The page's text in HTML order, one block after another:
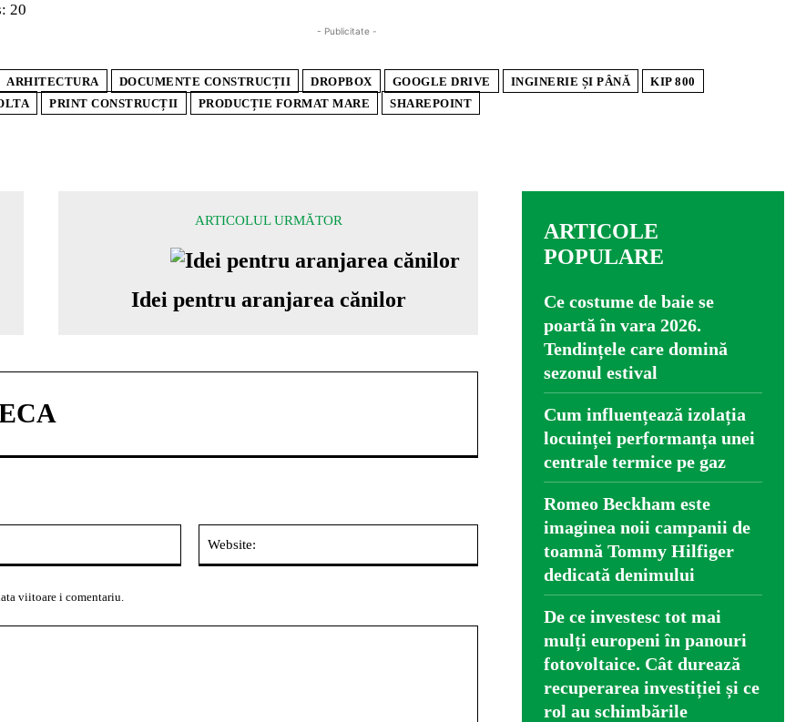
20
- Publicitate -
ARHITECTURA DOCUMENTE CONSTRUCȚII DROPBOX GOOGLE DRIVE INGINERIE ȘI PÂNĂ
KIP 800
PRINT CONSTRUCȚII PRODUCȚIE FORMAT MARE SHAREPOINT
ARTICOLUL URMĂTOR
Idei pentru aranjarea cănilor
viitoare i comentariu.
ARTICOLE
POPULARE
Ce costume de baie se
poartă în vara 2026.
Tendințele care domină
sezonul estival
Cum influențează izolația
locuinței performanța unei
centrale termice pe gaz
Romeo Beckham este
imaginea noii campanii de
toamnă Tommy Hilfiger
dedicată denimului
De ce investesc tot mai
mulți europeni în panouri
fotovoltaice. Cât durează
recuperarea investiției și ce
rol au schimbările